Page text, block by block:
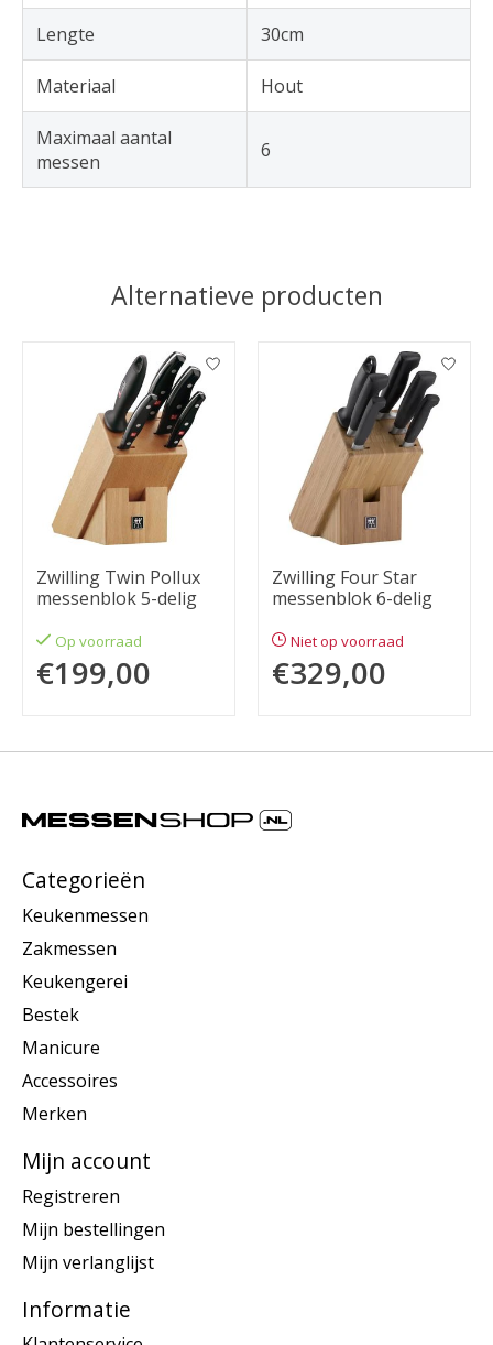
Lengte 30cm
Materiaal Hout
Maximaal aantal
messen
6
Alternatieve producten
Items van productcarrousel
Zwilling Twin Pollux
messenblok 5-delig
Op voorraad
€199,00
Zwilling Four Star
messenblok 6-delig
Niet op voorraad
€329,00
Categorieën
Keukenmessen
Zakmessen
Keukengerei
Bestek
Manicure
Accessoires
Merken
Mijn account
Registreren
Mijn bestellingen
Mijn verlanglijst
Informatie